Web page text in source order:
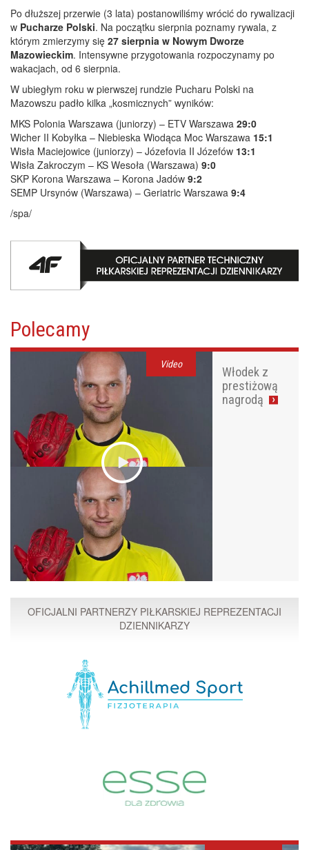
Po dłuższej przerwie (3 lata) postanowiliśmy wrócić do rywalizacji
w Pucharze Polski. Na początku sierpnia poznamy rywala, z
którym zmierzymy się 27 sierpnia w Nowym Dworze
Mazowieckim. Intensywne przygotowania rozpoczynamy po
wakacjach, od 6 sierpnia.
W ubiegłym roku w pierwszej rundzie Pucharu Polski na
Mazowszu padło kilka „kosmicznych” wyników:
MKS Polonia Warszawa (juniorzy) – ETV Warszawa 29:0
Wicher II Kobyłka – Niebieska Wiodąca Moc Warszawa 15:1
Wisła Maciejowice (juniorzy) – Józefovia II Józefów 13:1
Wisła Zakroczym – KS Wesoła (Warszawa) 9:0
SKP Korona Warszawa – Korona Jadów 9:2
SEMP Ursynów (Warszawa) – Geriatric Warszawa 9:4
/spa/
Polecamy
Video
Włodek z
prestiżową
nagrodą
OFICJALNI PARTNERZY PIŁKARSKIEJ REPREZENTACJI
DZIENNIKARZY